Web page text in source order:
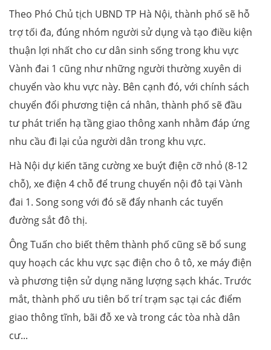
Theo Phó Chủ tịch UBND TP Hà Nội, thành phố sẽ hỗ
trợ tối đa, đúng nhóm người sử dụng và tạo điều kiện
thuận lợi nhất cho cư dân sinh sống trong khu vực
Vành đai 1 cũng như những người thường xuyên di
chuyển vào khu vực này. Bên cạnh đó, với chính sách
chuyển đổi phương tiện cá nhân, thành phố sẽ đầu
tư phát triển hạ tầng giao thông xanh nhằm đáp ứng
nhu cầu đi lại của người dân trong khu vực.
Hà Nội dự kiến tăng cường xe buýt điện cỡ nhỏ (8-12
chỗ), xe điện 4 chỗ để trung chuyển nội đô tại Vành
đai 1. Song song với đó sẽ đẩy nhanh các tuyến
đường sắt đô thị.
Ông Tuấn cho biết thêm thành phố cũng sẽ bổ sung
quy hoạch các khu vực sạc điện cho ô tô, xe máy điện
và phương tiện sử dụng năng lượng sạch khác. Trước
mắt, thành phố ưu tiên bố trí trạm sạc tại các điểm
giao thông tĩnh, bãi đỗ xe và trong các tòa nhà dân
cư...